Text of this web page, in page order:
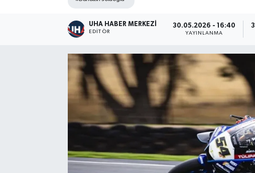
UHA HABER MERKEZİ
EDITÖR
30.05.2026 - 16:40
YAYINLANMA